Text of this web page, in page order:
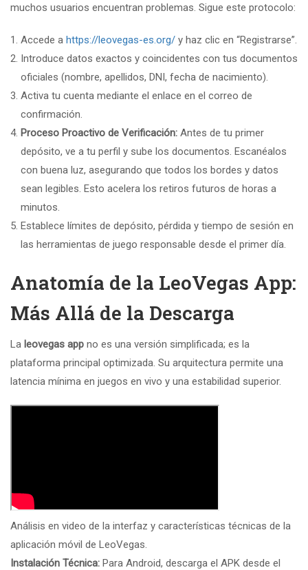
muchos usuarios encuentran problemas. Sigue este protocolo:
Accede a https://leovegas-es.org/ y haz clic en “Registrarse”.
Introduce datos exactos y coincidentes con tus documentos
oficiales (nombre, apellidos, DNI, fecha de nacimiento).
Activa tu cuenta mediante el enlace en el correo de
confirmación.
Proceso Proactivo de Verificación: Antes de tu primer
depósito, ve a tu perfil y sube los documentos. Escanéalos
con buena luz, asegurando que todos los bordes y datos
sean legibles. Esto acelera los retiros futuros de horas a
minutos.
Establece límites de depósito, pérdida y tiempo de sesión en
las herramientas de juego responsable desde el primer día.
Anatomía de la LeoVegas App:
Más Allá de la Descarga
La leovegas app no es una versión simplificada; es la
plataforma principal optimizada. Su arquitectura permite una
latencia mínima en juegos en vivo y una estabilidad superior.
Análisis en video de la interfaz y características técnicas de la
aplicación móvil de LeoVegas.
Instalación Técnica: Para Android, descarga el APK desde el